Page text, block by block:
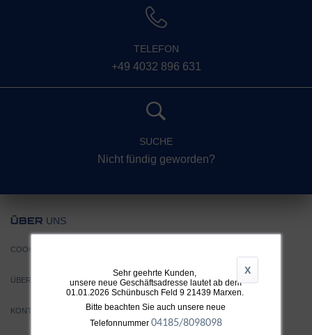
X
Sehr geehrte Kunden,
unsere neue Geschäftsadresse lautet ab dem
01.01.2026 Schünbusch Feld 9 21439 Marxen.
Bitte beachten Sie auch unsere neue
Telefonnummer 04185/8098098
TELEFON
+49 4032 896 631
SUCHE
Nicht fündig geworden?
ÜBER UNS
COOKIE EINSTELLUNGEN
ÜBER TTH
KONTAKT